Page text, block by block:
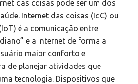
das coisas pode ser um dos
Internet das coisas (IdC) ou
é a comunicação entre
e a internet de forma a
maior conforto e
de planejar atividades que
tecnologia. Dispositivos que